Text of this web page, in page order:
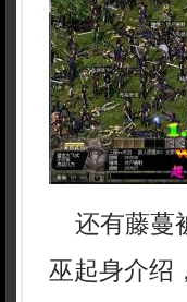
还有藤蔓
巫起身介绍